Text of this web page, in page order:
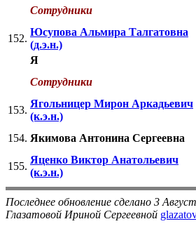
Сотрудники
152.
Юсупова Альмира Талгатовна
(д.э.н.)
Я
Сотрудники
153.
Ягольницер Мирон Аркадьевич
(к.э.н.)
154. Якимова Антонина Сергеевна
155.
Яценко Виктор Анатольевич
(к.э.н.)
Последнее обновление сделано 3
Глазатовой Ириной Сергеевной